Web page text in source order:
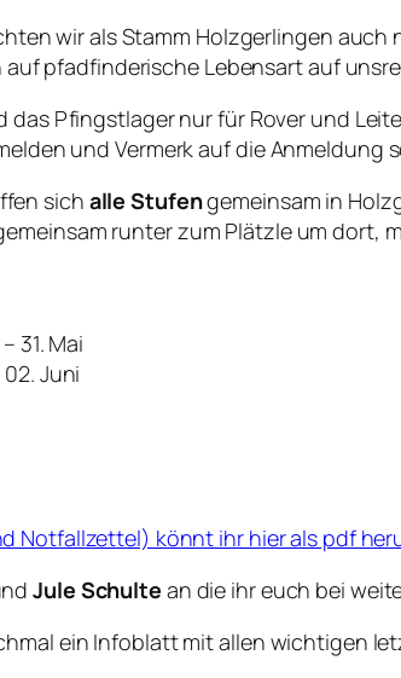
wir als Stamm Holzgerlingen
pfadfinderische Lebensart auf
das Pfingstlager nur für Rover und
und Vermerk auf die Anmeldung
sich alle Stufengemeinsam in
runter zum Plätzle um dort,
31. Mai
Juni
Notfallzettel) könnt ihr hier als pdf
Jule Schulte an die ihr euch bei
ein Infoblatt mit allen wichtigen